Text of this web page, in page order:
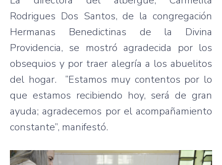
Rodrigues Dos Santos, de la congregación
Hermanas Benedictinas de la Divina
Providencia, se mostró agradecida por los
obsequios y por traer alegría a los abuelitos
del hogar. “Estamos muy contentos por lo
que estamos recibiendo hoy, será de gran
ayuda; agradecemos por el acompañamiento
constante”, manifestó.